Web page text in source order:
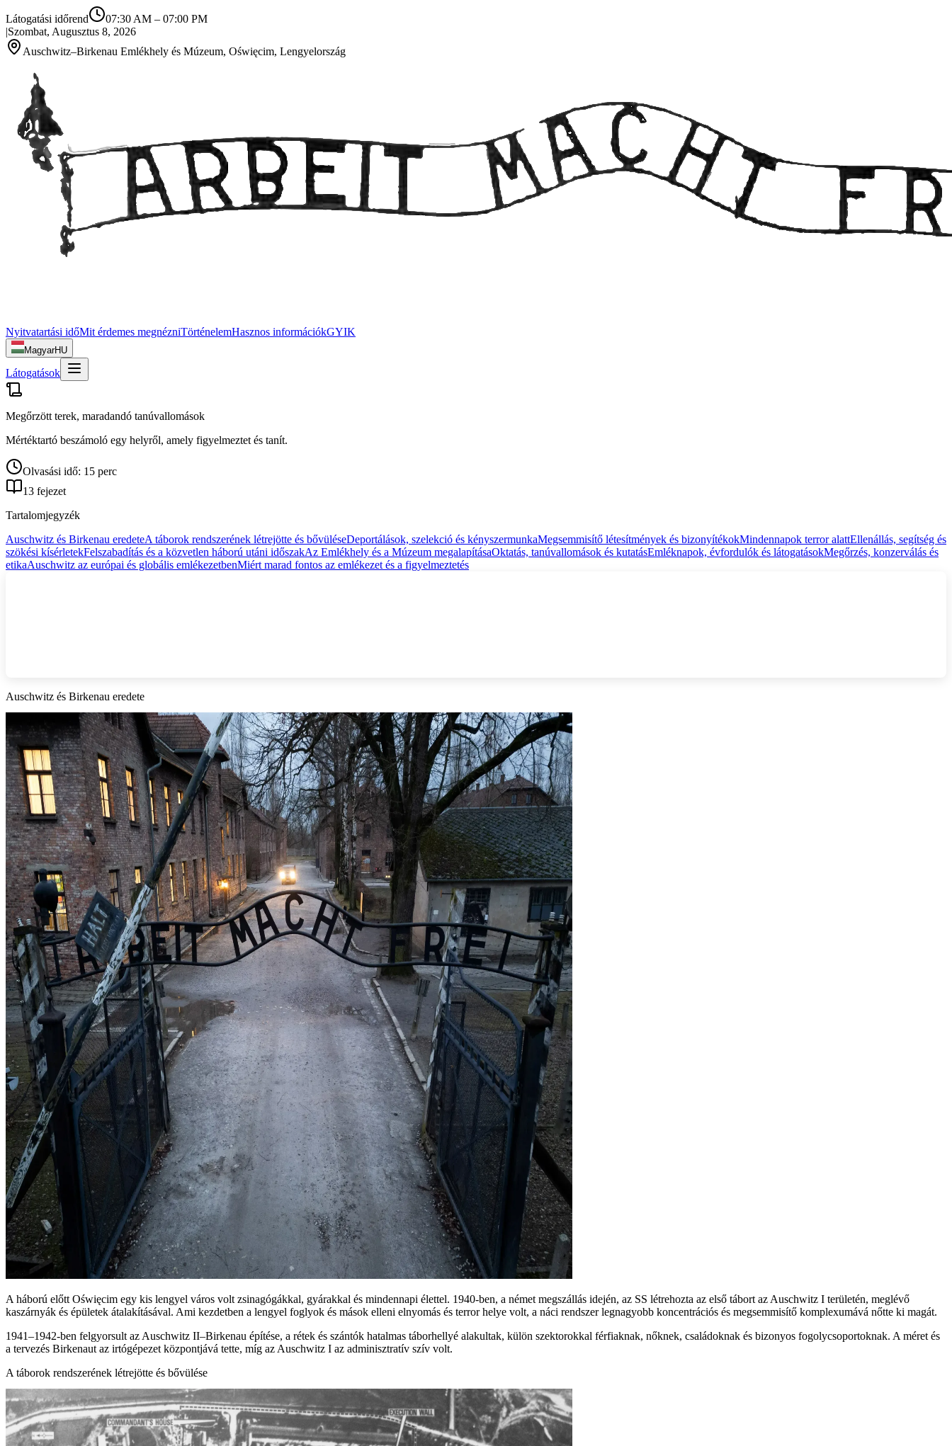
Látogatási időrend 07:30 AM – 07:00 PM
|Szombat, Augusztus 8, 2026
Auschwitz–Birkenau Emlékhely és Múzeum, Oświęcim, Lengyelország
Nyitvatartási időMit érdemes megnézniTörténelemHasznos információkGYIK
MagyarHU
Látogatások
Megőrzött terek, maradandó tanúvallomások
Mértéktartó beszámoló egy helyről, amely figyelmeztet és tanít.
Olvasási idő: 15 perc
13 fejezet
Tartalomjegyzék
Auschwitz és Birkenau eredeteA táborok rendszerének létrejötte és bővüléseDeportálások, szelekció és kényszermunkaMegsemmisítő létesítmények és bizonyítékokMindennapok terror alattEllenállás, segítség és
szökési kísérletekFelszabadítás és a közvetlen háború utáni időszakAz Emlékhely és a Múzeum megalapításaOktatás, tanúvallomások és kutatásEmléknapok, évfordulók és látogatásokMegőrzés, konzerválás és
etikaAuschwitz az európai és globális emlékezetbenMiért marad fontos az emlékezet és a figyelmeztetés
Auschwitz és Birkenau eredete
A háború előtt Oświęcim egy kis lengyel város volt zsinagógákkal, gyárakkal és mindennapi élettel. 1940-ben, a német megszállás idején, az SS létrehozta az első tábort az Auschwitz I területén, meglévő
kaszárnyák és épületek átalakításával. Ami kezdetben a lengyel foglyok és mások elleni elnyomás és terror helye volt, a náci rendszer legnagyobb koncentrációs és megsemmisítő komplexumává nőtte ki magát.
1941–1942-ben felgyorsult az Auschwitz II–Birkenau építése, a rétek és szántók hatalmas táborhellyé alakultak, külön szektorokkal férfiaknak, nőknek, családoknak és bizonyos fogolycsoportoknak. A méret és
a tervezés Birkenaut az irtógépezet központjává tette, míg az Auschwitz I az adminisztratív szív volt.
A táborok rendszerének létrejötte és bővülése